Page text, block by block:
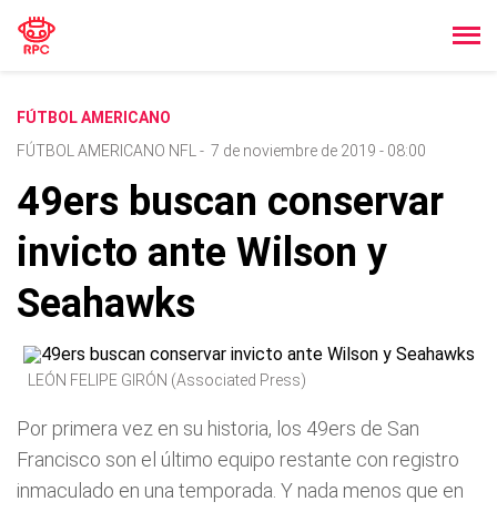
FÚTBOL AMERICANO
FÚTBOL AMERICANO NFL
- 7 de noviembre de 2019 - 08:00
49ers buscan conservar
invicto ante Wilson y
Seahawks
LEÓN FELIPE GIRÓN (Associated Press)
Por primera vez en su historia, los 49ers de San
Francisco son el último equipo restante con registro
inmaculado en una temporada. Y nada menos que en